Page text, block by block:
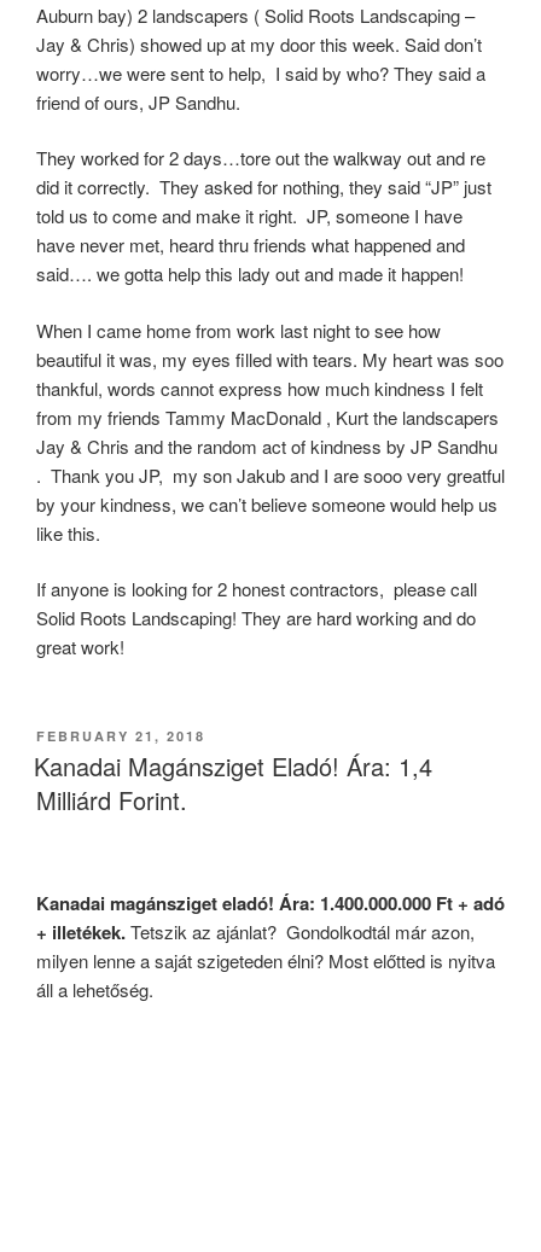
Auburn bay) 2 landscapers ( Solid Roots Landscaping –
Jay & Chris) showed up at my door this week. Said don’t
worry…we were sent to help, I said by who? They said a
friend of ours, JP Sandhu.
They worked for 2 days…tore out the walkway out and re
did it correctly. They asked for nothing, they said “JP” just
told us to come and make it right. JP, someone I have
have never met, heard thru friends what happened and
said…. we gotta help this lady out and made it happen!
When I came home from work last night to see how
beautiful it was, my eyes filled with tears. My heart was soo
thankful, words cannot express how much kindness I felt
from my friends Tammy MacDonald , Kurt the landscapers
Jay & Chris and the random act of kindness by JP Sandhu
. Thank you JP, my son Jakub and I are sooo very greatful
by your kindness, we can’t believe someone would help us
like this.
If anyone is looking for 2 honest contractors, please call
Solid Roots Landscaping! They are hard working and do
great work!
POSTED
ON
FEBRUARY 21, 2018
Kanadai Magánsziget Eladó! Ára: 1,4
Milliárd Forint.
Kanadai magánsziget eladó! Ára: 1.400.000.000 Ft + adó
+ illetékek.Tetszik az ajánlat? Gondolkodtál már azon,
milyen lenne a saját szigeteden élni? Most előtted is nyitva
áll a lehetőség.